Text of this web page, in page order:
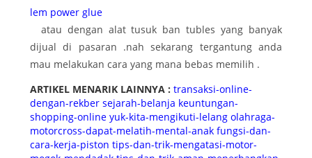
lem power glue
atau dengan alat tusuk ban tubles yang banyak
dijual di pasaran .nah sekarang tergantung anda
mau melakukan cara yang mana bebas memilih .
ARTIKEL MENARIK LAINNYA : transaksi-online-
dengan-rekber sejarah-belanja keuntungan-
shopping-online yuk-kita-mengikuti-lelang olahraga-
motorcross-dapat-melatih-mental-anak fungsi-dan-
cara-kerja-piston tips-dan-trik-mengatasi-motor-